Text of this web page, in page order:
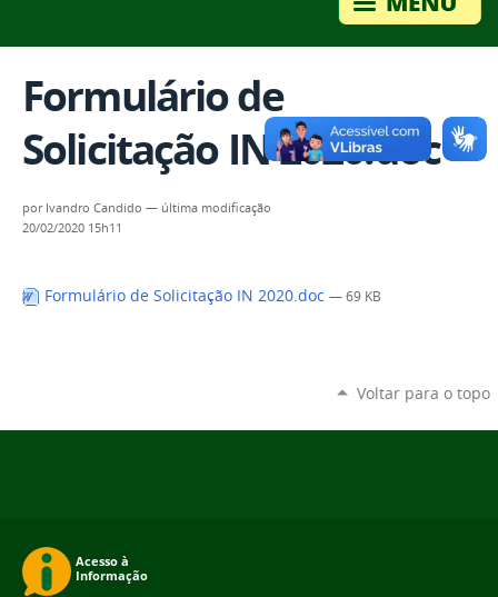
Formulário de
Solicitação IN 2020.doc
por Ivandro Candido — última modificação
20/02/2020 15h11
Formulário de Solicitação IN 2020.doc — 69 KB
Voltar para o topo